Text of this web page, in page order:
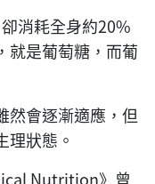
消耗全身約20%
就是葡萄糖，而葡
然會逐漸適應，但
理狀態。
Nutrition》曾